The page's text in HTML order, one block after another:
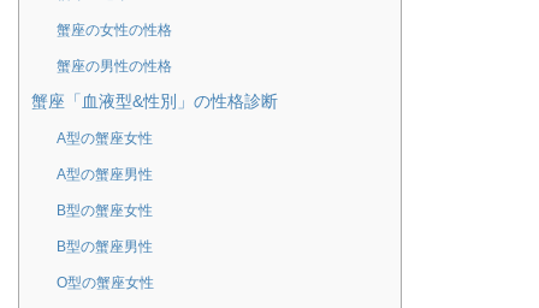
蟹座の女性の性格
蟹座の男性の性格
蟹座「血液型&性別」の性格診断
A型の蟹座女性
A型の蟹座男性
B型の蟹座女性
B型の蟹座男性
O型の蟹座女性